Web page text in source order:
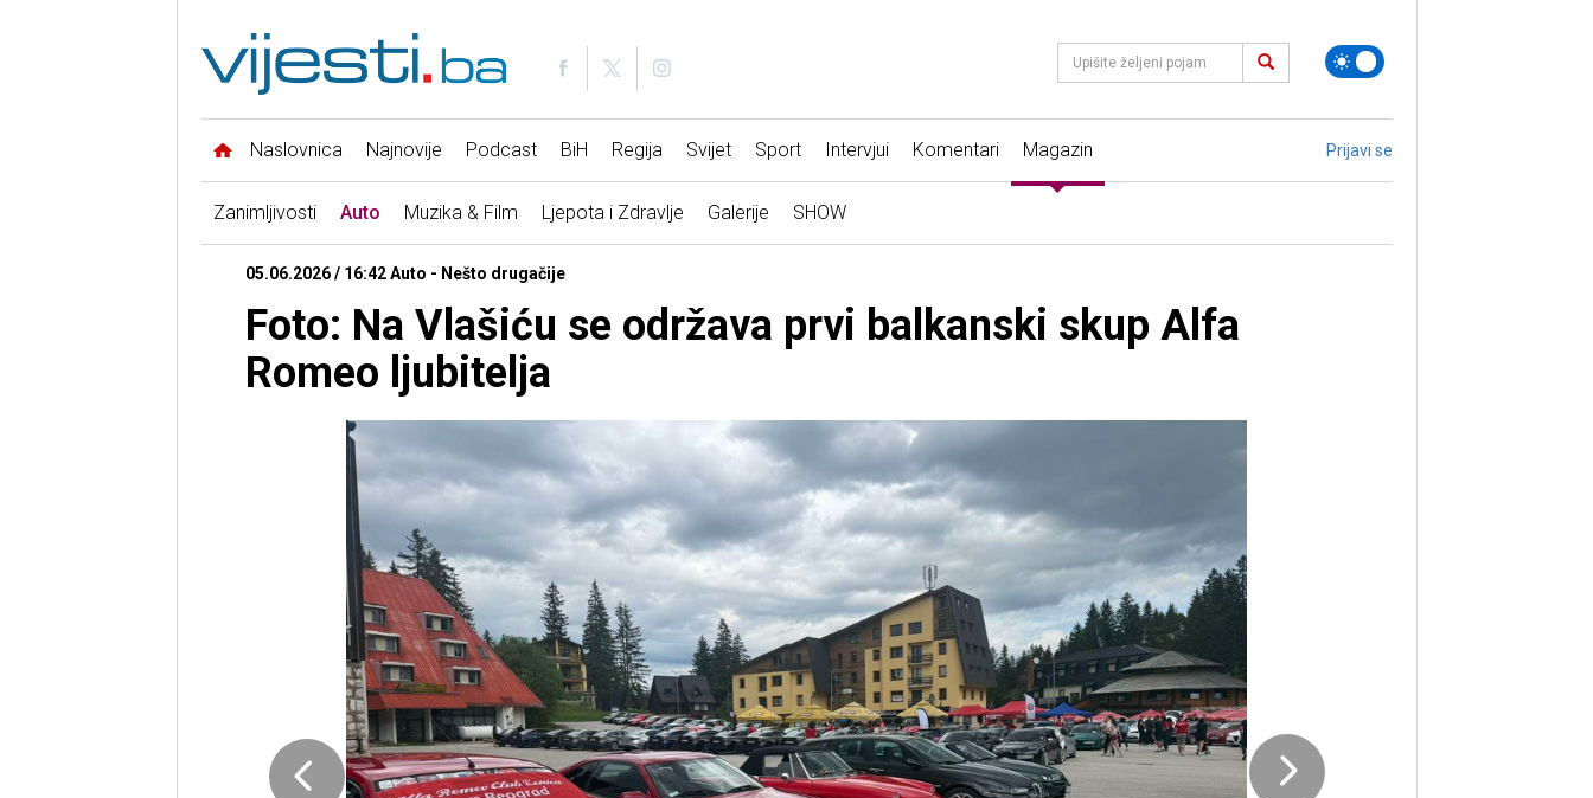
Naslovnica Najnovije Podcast BiH Regija Svijet Sport Intervjui Komentari Magazin Prijavi se
Zanimljivosti Auto Muzika & Film Ljepota i Zdravlje Galerije SHOW
05.06.2026 / 16:42 Auto - Nešto drugačije
Foto: Na Vlašiću se održava prvi balkanski skup Alfa
Romeo ljubitelja